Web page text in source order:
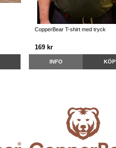
CopperBear T-shirt med tryck
169 kr
INFO KÖP